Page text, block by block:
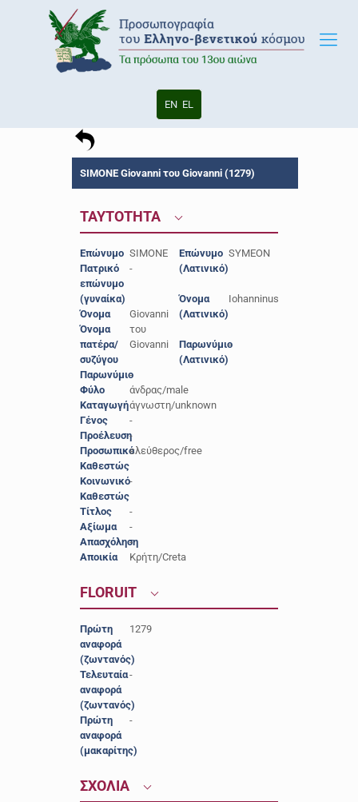
EN EL
SIMONE Giovanni του Giovanni (1279)
ΤΑΥΤΟΤΗΤΑ
Επώνυμο SIMONE
Πατρικό
επώνυμο
(γυναίκα)
-
Όνομα
Giovanni
Όνομα
πατέρα/
συζύγου
του
Giovanni
Παρωνύμιο
-
Φύλο
άνδρας/male
Καταγωγήάγνωστη/unknown
Γένος
-
Προέλευση-
Προσωπικό
Καθεστώς
ελεύθερος/free
Κοινωνικό
Καθεστώς
-
Τίτλος
-
Αξίωμα
-
Απασχόληση
-
Αποικία
Κρήτη/Creta
Επώνυμο
(Λατινικό)
SYMEON
Όνομα
(Λατινικό)
Iohanninus
Παρωνύμιο
(Λατινικό)
-
FLORUIT
Πρώτη
αναφορά
(ζωντανός)
1279
Τελευταία
αναφορά
(ζωντανός)
-
Πρώτη
αναφορά
(μακαρίτης)
-
ΣΧΟΛΙΑ